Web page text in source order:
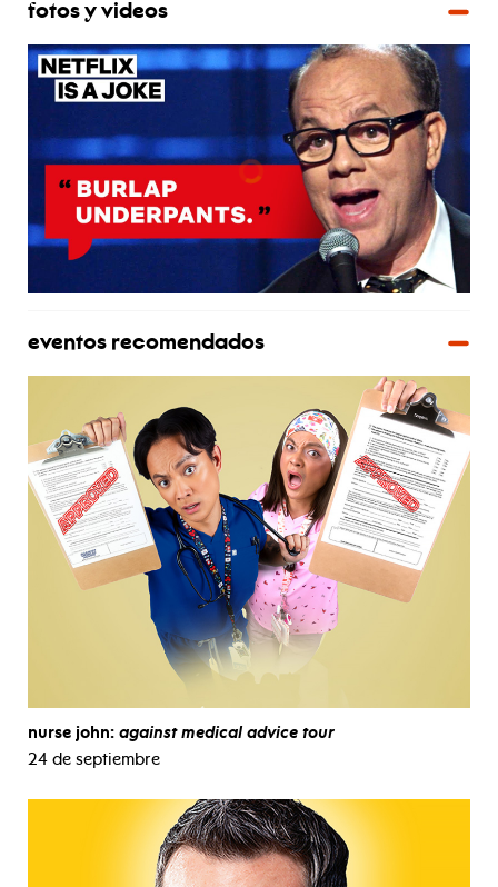
fotos y videos
eventos recomendados
nurse john: against medical advice tour
24 de septiembre